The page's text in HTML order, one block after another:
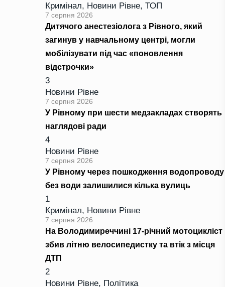
Кримінал, Новини Рівне, ТОП
7 серпня 2026
Дитячого анестезіолога з Рівного, який
загинув у навчальному центрі, могли
мобілізувати під час «поновлення
відстрочки»
3
Новини Рівне
7 серпня 2026
У Рівному при шести медзакладах створять
наглядові ради
4
Новини Рівне
7 серпня 2026
У Рівному через пошкодження водопроводу
без води залишилися кілька вулиць
1
Кримінал, Новини Рівне
7 серпня 2026
На Володимиреччині 17-річний мотоцикліст
збив літню велосипедистку та втік з місця
ДТП
2
Новини Рівне, Політика